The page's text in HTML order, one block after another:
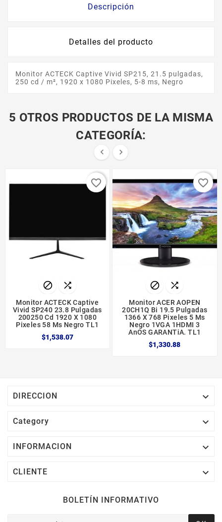
Descripción
Detalles del producto
Monitor ACTECK Captive Vivid SP215, 21.5 pulgadas,
250 cd / m², 1920 x 1080 Pixeles, 5-8 ms, Negro
5 OTROS PRODUCTOS DE LA MISMA
CATEGORÍA:
 
 
Monitor ACTECK Captive
Vivid SP240 23.8 Pulgadas
200250 Cd 1920 X 1080
Pixeles 58 Ms Negro TL1
$1,538.07
favorite_border
 
Monitor ACER AOPEN
20CH1Q Bi 19.5 Pulgadas
1366 X 768 Pixeles 5 Ms
Negro 1VGA 1HDMI 3
AnOS GARANTiA. TL1
$1,330.88
favorite_border
DIRECCION 
Category 
INFORMACION 
CLIENTE 
BOLETÍN INFORMATIVO